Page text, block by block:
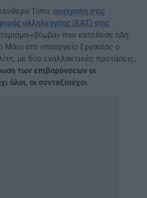
Τύπο, ανατροπή στις
αλληλεγγύης (ΕΑΣ) στις
«βόμβα» που κατέθεσε ήδη
Μάιο στο υπουργείο Εργασίας ο
με δύο εναλλακτικές προτάσεις,
των επιβαρύνσεων οι
όλοι, οι συνταξιούχοι.